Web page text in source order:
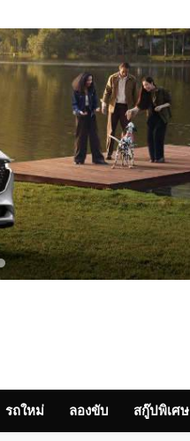
รถใหม่ ลองขับ สกู๊ปพิเศษ